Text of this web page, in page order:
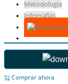
Metodología
Infografías
Comprar ahora